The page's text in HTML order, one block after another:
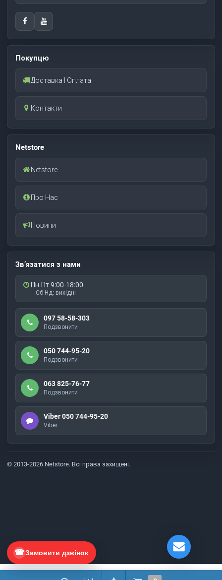
Покупцю
Доставка І Оплата
Контакти
Netstore
Netstore
Про Нас
Новини
Зв’язатися з нами
Пн-Пт 9:00-18:00
Сб-Нд: вихідні
097 58-58-303
Подзвонити
050 744-95-20
Подзвонити
063 825-76-77
Подзвонити
Viber 050 744-95-20
Viber
© 2013-2026 Netstore. Всі права захищені.
Замовити дзвінок